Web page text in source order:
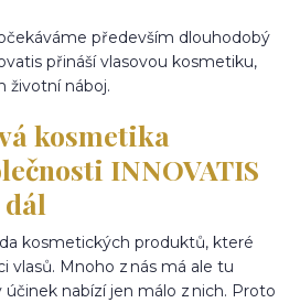
především dlouhodobý
přináší vlasovou kosmetiku,
životní náboj.
kosmetika
INNOVATIS
kosmetických produktů, které
vlasů. Mnoho z nás má ale tu
nabízí jen málo z nich. Proto